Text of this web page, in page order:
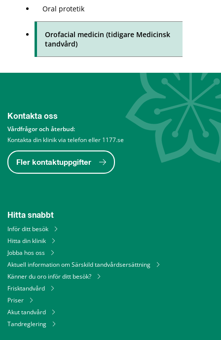
Oral protetik
Orofacial medicin (tidigare Medicinsk
tandvård)
Kontakta oss
Vårdfrågor och återbud:
Kontakta din klinik via telefon eller 1177.se
Fler kontaktuppgifter
Hitta snabbt
Inför ditt besök
Hitta din klinik
Jobba hos oss
Aktuell information om Särskild tandvårdsersättning
Känner du oro inför ditt besök?
Frisktandvård
Priser
Akut tandvård
Tandreglering